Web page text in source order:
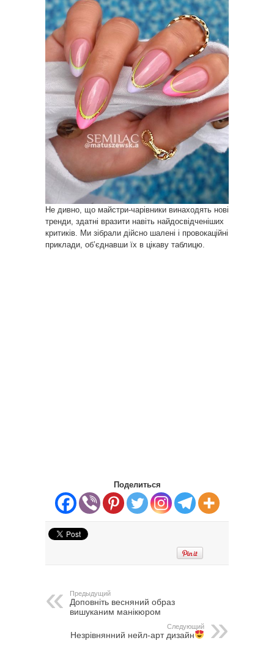
Не дивно, що майстри-чарівники винаходять нові
тренди, здатні вразити навіть найдосвідченіших
критиків. Ми зібрали дійсно шалені і провокаційні
приклади, об’єднавши їх в цікаву таблицю.
Поделиться
Предыдущий
Доповніть весняний образ
вишуканим манікюром
Следующий
Незрівнянний нейл-арт дизайн